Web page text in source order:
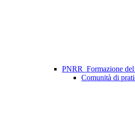
PNRR_Formazione
Comunità di